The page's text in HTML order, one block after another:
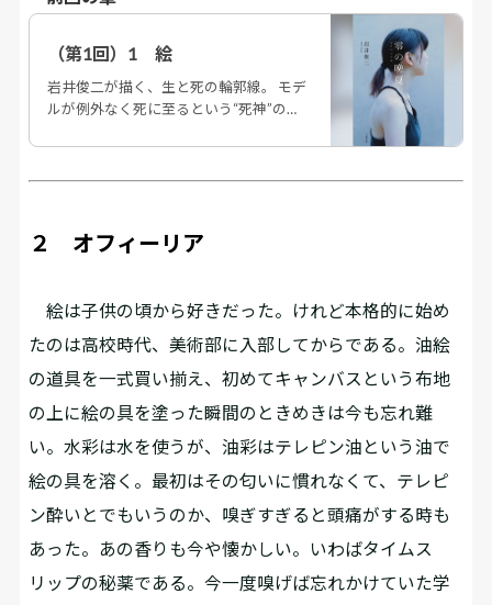
（第1回）1　絵
岩井俊二が描く、生と死の輪郭線。 モデ
ルが例外なく死に至るという“死神”の異
側にある禁断の世界とは。渾身の美術ミ
２ オフィーリア
絵は子供の頃から好きだった。けれど本格的に始め
たのは高校時代、美術部に入部してからである。油絵
の道具を一式買い揃え、初めてキャンバスという布地
の上に絵の具を塗った瞬間のときめきは今も忘れ難
い。水彩は水を使うが、油彩はテレピン油という油で
絵の具を溶く。最初はその匂いに慣れなくて、テレピ
ン酔いとでもいうのか、嗅ぎすぎると頭痛がする時も
あった。あの香りも今や懐かしい。いわばタイムス
リップの秘薬である。今一度嗅げば忘れかけていた学